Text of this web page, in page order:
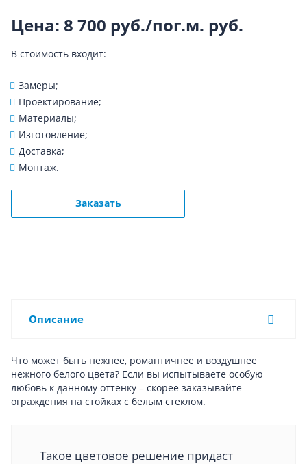
Цена: 8 700 руб./пог.м. руб.
В стоимость входит:
Замеры;
Проектирование;
Материалы;
Изготовление;
Доставка;
Монтаж.
Заказать
Описание
Что может быть нежнее, романтичнее и воздушнее
нежного белого цвета? Если вы испытываете особую
любовь к данному оттенку – скорее заказывайте
ограждения на стойках с белым стеклом.
Такое цветовое решение придаст